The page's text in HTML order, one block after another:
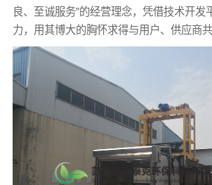
良、至诚服务”的经营理念，凭借技术开发
力，用其博大的胸怀求得与用户、供应商共